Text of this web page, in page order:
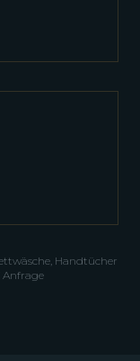
Handtücher
Anfrage